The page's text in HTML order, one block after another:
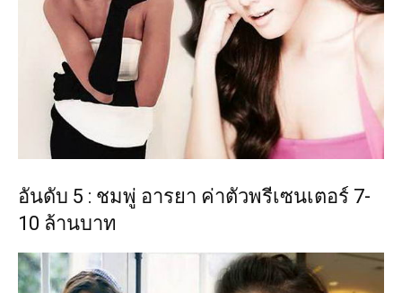
อันดับ 5 : ชมพู่ อารยา ค่าตัวพรีเซนเตอร์ 7-
10 ล้านบาท